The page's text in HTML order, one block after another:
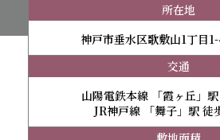
所在地
神戸市垂水区歌敷山1丁目1-
交通
山陽電鉄本線 「霞ヶ丘」
JR神戸線 「舞子」駅 徒